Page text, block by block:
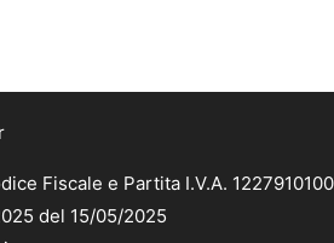
Fiscale e Partita I.V.A.
del 15/05/2025